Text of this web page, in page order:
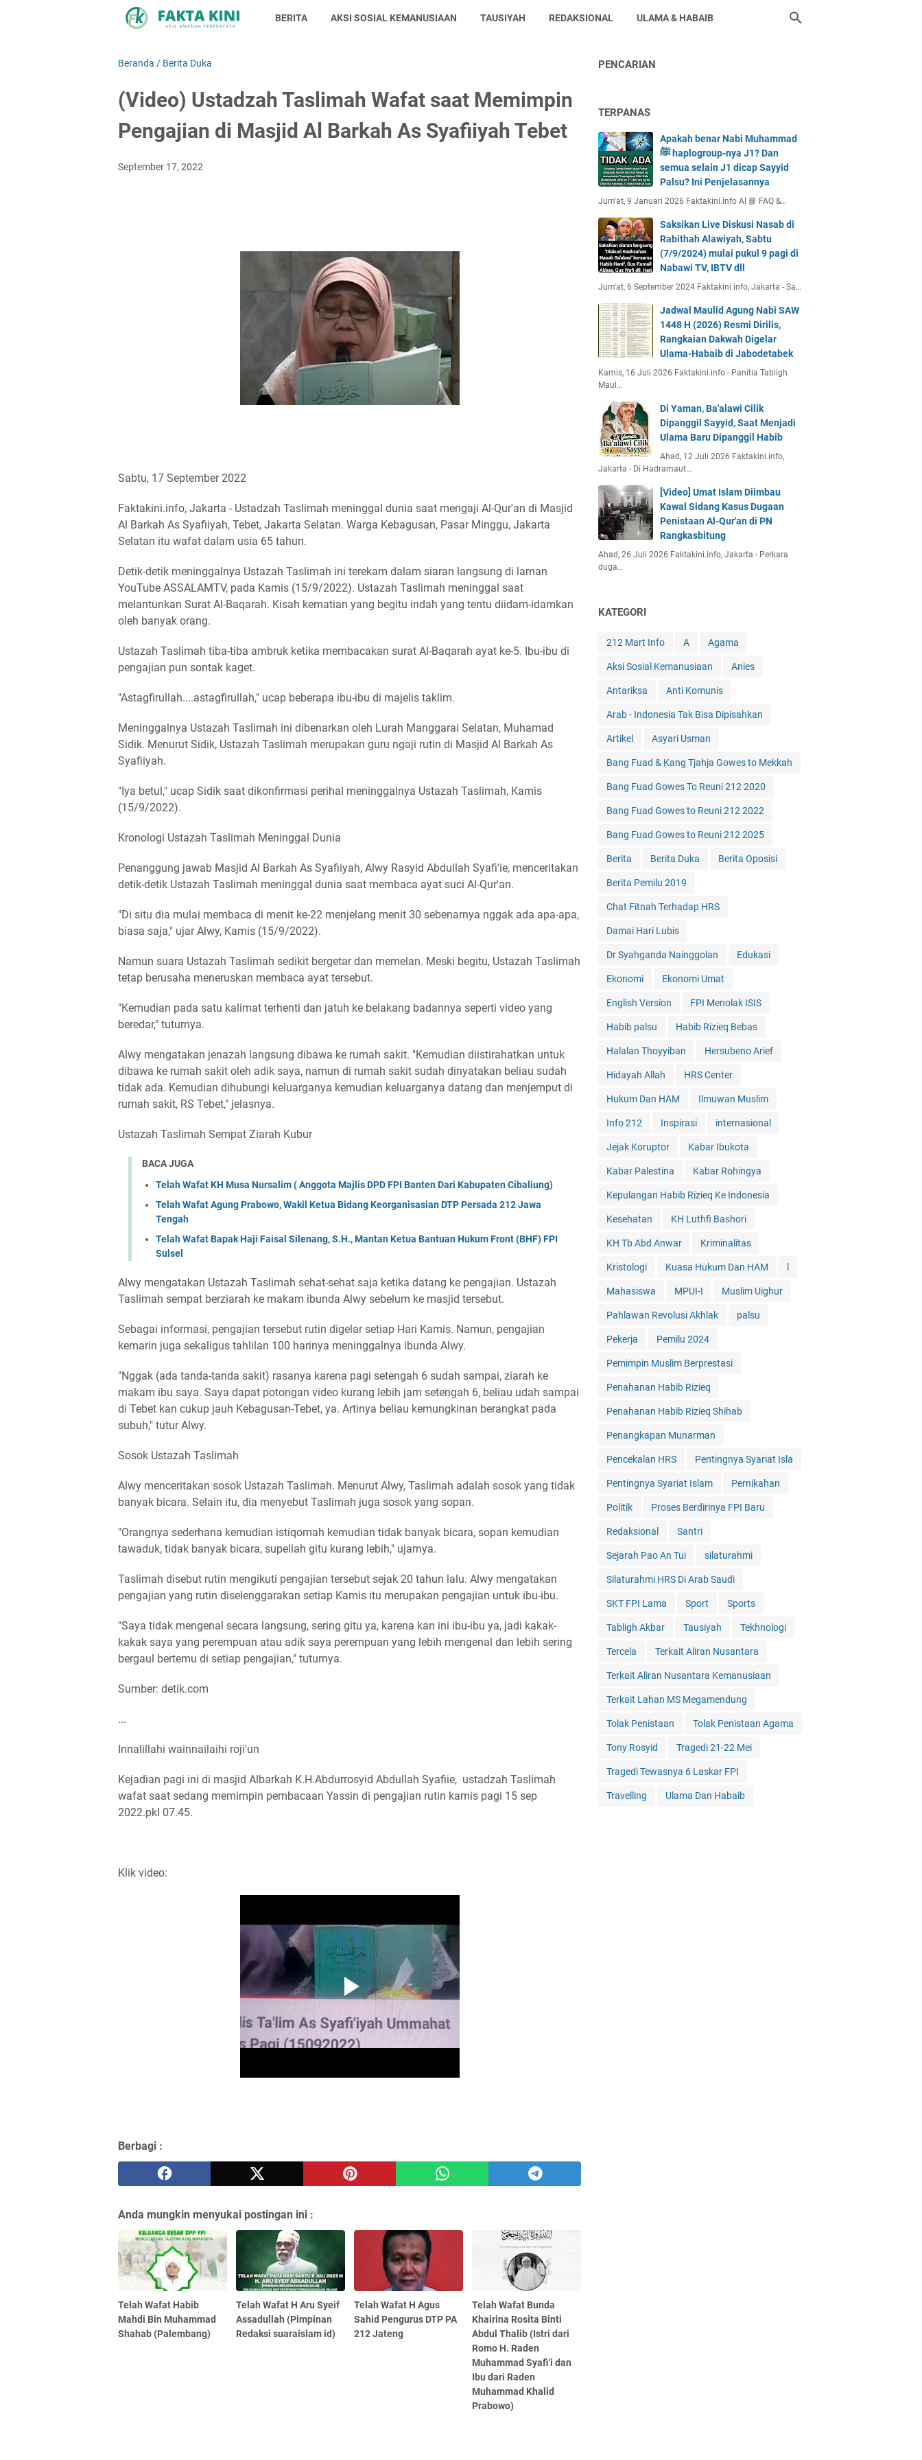
BERITA AKSI SOSIAL KEMANUSIAAN TAUSIYAH REDAKSIONAL ULAMA & HABAIB
Beranda / Berita Duka
(Video) Ustadzah Taslimah Wafat saat Memimpin
Pengajian di Masjid Al Barkah As Syafiiyah Tebet
September 17, 2022
Sabtu, 17 September 2022
Faktakini.info, Jakarta - Ustadzah Taslimah meninggal dunia saat mengaji Al-Qur'an di Masjid
Al Barkah As Syafiiyah, Tebet, Jakarta Selatan. Warga Kebagusan, Pasar Minggu, Jakarta
Selatan itu wafat dalam usia 65 tahun.
Detik-detik meninggalnya Ustazah Taslimah ini terekam dalam siaran langsung di laman
YouTube ASSALAMTV, pada Kamis (15/9/2022). Ustazah Taslimah meninggal saat
melantunkan Surat Al-Baqarah. Kisah kematian yang begitu indah yang tentu diidam-idamkan
oleh banyak orang.
Ustazah Taslimah tiba-tiba ambruk ketika membacakan surat Al-Baqarah ayat ke-5. Ibu-ibu di
pengajian pun sontak kaget.
"Astagfirullah....astagfirullah," ucap beberapa ibu-ibu di majelis taklim.
Meninggalnya Ustazah Taslimah ini dibenarkan oleh Lurah Manggarai Selatan, Muhamad
Sidik. Menurut Sidik, Ustazah Taslimah merupakan guru ngaji rutin di Masjid Al Barkah As
Syafiiyah.
"Iya betul," ucap Sidik saat dikonfirmasi perihal meninggalnya Ustazah Taslimah, Kamis
(15/9/2022).
Kronologi Ustazah Taslimah Meninggal Dunia
Penanggung jawab Masjid Al Barkah As Syafiiyah, Alwy Rasyid Abdullah Syafi'ie, menceritakan
detik-detik Ustazah Taslimah meninggal dunia saat membaca ayat suci Al-Qur'an.
"Di situ dia mulai membaca di menit ke-22 menjelang menit 30 sebenarnya nggak ada apa-apa,
biasa saja," ujar Alwy, Kamis (15/9/2022).
Namun suara Ustazah Taslimah sedikit bergetar dan memelan. Meski begitu, Ustazah Taslimah
tetap berusaha meneruskan membaca ayat tersebut.
"Kemudian pada satu kalimat terhenti dan jatuh ke belakang badannya seperti video yang
beredar," tuturnya.
Alwy mengatakan jenazah langsung dibawa ke rumah sakit. "Kemudian diistirahatkan untuk
dibawa ke rumah sakit oleh adik saya, namun di rumah sakit sudah dinyatakan beliau sudah
tidak ada. Kemudian dihubungi keluarganya kemudian keluarganya datang dan menjemput di
rumah sakit, RS Tebet," jelasnya.
Ustazah Taslimah Sempat Ziarah Kubur
BACA JUGA
Telah Wafat KH Musa Nursalim ( Anggota Majlis DPD FPI Banten Dari Kabupaten Cibaliung)
Telah Wafat Agung Prabowo, Wakil Ketua Bidang Keorganisasian DTP Persada 212 Jawa
Tengah
Telah Wafat Bapak Haji Faisal Silenang, S.H., Mantan Ketua Bantuan Hukum Front (BHF) FPI
Sulsel
Alwy mengatakan Ustazah Taslimah sehat-sehat saja ketika datang ke pengajian. Ustazah
Taslimah sempat berziarah ke makam ibunda Alwy sebelum ke masjid tersebut.
Sebagai informasi, pengajian tersebut rutin digelar setiap Hari Kamis. Namun, pengajian
kemarin juga sekaligus tahlilan 100 harinya meninggalnya ibunda Alwy.
"Nggak (ada tanda-tanda sakit) rasanya karena pagi setengah 6 sudah sampai, ziarah ke
makam ibu saya. Saya dapat potongan video kurang lebih jam setengah 6, beliau udah sampai
di Tebet kan cukup jauh Kebagusan-Tebet, ya. Artinya beliau kemungkinan berangkat pada
subuh," tutur Alwy.
Sosok Ustazah Taslimah
Alwy menceritakan sosok Ustazah Taslimah. Menurut Alwy, Taslimah adalah sosok yang tidak
banyak bicara. Selain itu, dia menyebut Taslimah juga sosok yang sopan.
"Orangnya sederhana kemudian istiqomah kemudian tidak banyak bicara, sopan kemudian
tawaduk, tidak banyak bicara, supellah gitu kurang lebih," ujarnya.
Taslimah disebut rutin mengikuti pengajian tersebut sejak 20 tahun lalu. Alwy mengatakan
pengajian yang rutin diselenggarakan setiap Kamis itu merupakan pengajian untuk ibu-ibu.
"Saya tidak mengenal secara langsung, sering gitu ya, karena kan ini ibu-ibu ya, jadi kakak-
kakak saya yang perempuan atau adik saya perempuan yang lebih mengenal dan lebih sering
bergaul bertemu di setiap pengajian," tuturnya.
Sumber: detik.com
...
Innalillahi wainnailaihi roji'un
Kejadian pagi ini di masjid Albarkah K.H.Abdurrosyid Abdullah Syafiie, ustadzah Taslimah
wafat saat sedang memimpin pembacaan Yassin di pengajian rutin kamis pagi 15 sep
2022.pkl 07.45.
Klik video:
Berbagi :
Anda mungkin menyukai postingan ini :
Telah Wafat Habib
Mahdi Bin Muhammad
Shahab (Palembang)
Telah Wafat H Aru Syeif
Assadullah (Pimpinan
Redaksi suaraislam id)
Telah Wafat H Agus
Sahid Pengurus DTP PA
212 Jateng
Telah Wafat Bunda
Khairina Rosita Binti
Abdul Thalib (Istri dari
Romo H. Raden
Muhammad Syafi'i dan
Ibu dari Raden
Muhammad Khalid
Prabowo)
PENCARIAN
TERPANAS
Apakah benar Nabi Muhammad
ﷺ haplogroup-nya J1? Dan
semua selain J1 dicap Sayyid
Palsu? Ini Penjelasannya
Jum'at, 9 Januari 2026 Faktakini.info AI 📘 FAQ &…
Saksikan Live Diskusi Nasab di
Rabithah Alawiyah, Sabtu
(7/9/2024) mulai pukul 9 pagi di
Nabawi TV, IBTV dll
Jum'at, 6 September 2024 Faktakini.info, Jakarta - Sa…
Jadwal Maulid Agung Nabi SAW
1448 H (2026) Resmi Dirilis,
Rangkaian Dakwah Digelar
Ulama-Habaib di Jabodetabek
Kamis, 16 Juli 2026 Faktakini.info - Panitia Tabligh
Maul…
Di Yaman, Ba'alawi Cilik
Dipanggil Sayyid, Saat Menjadi
Ulama Baru Dipanggil Habib
Ahad, 12 Juli 2026 Faktakini.info,
Jakarta - Di Hadramaut…
[Video] Umat Islam Diimbau
Kawal Sidang Kasus Dugaan
Penistaan Al-Qur'an di PN
Rangkasbitung
Ahad, 26 Juli 2026 Faktakini.info, Jakarta - Perkara
duga…
KATEGORI
212 Mart Info A Agama
Aksi Sosial Kemanusiaan Anies
Antariksa Anti Komunis
Arab - Indonesia Tak Bisa Dipisahkan
Artikel Asyari Usman
Bang Fuad & Kang Tjahja Gowes to Mekkah
Bang Fuad Gowes To Reuni 212 2020
Bang Fuad Gowes to Reuni 212 2022
Bang Fuad Gowes to Reuni 212 2025
Berita Berita Duka Berita Oposisi
Berita Pemilu 2019
Chat Fitnah Terhadap HRS
Damai Hari Lubis
Dr Syahganda Nainggolan Edukasi
Ekonomi Ekonomi Umat
English Version FPI Menolak ISIS
Habib palsu Habib Rizieq Bebas
Halalan Thoyyiban Hersubeno Arief
Hidayah Allah HRS Center
Hukum Dan HAM Ilmuwan Muslim
Info 212 Inspirasi internasional
Jejak Koruptor Kabar Ibukota
Kabar Palestina Kabar Rohingya
Kepulangan Habib Rizieq Ke Indonesia
Kesehatan KH Luthfi Bashori
KH Tb Abd Anwar Kriminalitas
Kristologi Kuasa Hukum Dan HAM
Mahasiswa MPUI-I Muslim Uighur
Pahlawan Revolusi Akhlak palsu
Pekerja Pemilu 2024
Pemimpin Muslim Berprestasi
Penahanan Habib Rizieq
Penahanan Habib Rizieq Shihab
Penangkapan Munarman
Pencekalan HRS Pentingnya Syariat Isla
Pentingnya Syariat Islam Pernikahan
Politik Proses Berdirinya FPI Baru
Redaksional Santri
Sejarah Pao An Tui silaturahmi
Silaturahmi HRS Di Arab Saudi
SKT FPI Lama Sport Sports
Tabligh Akbar Tausiyah Tekhnologi
Tercela Terkait Aliran Nusantara
Terkait Aliran Nusantara Kemanusiaan
Terkait Lahan MS Megamendung
Tolak Penistaan Tolak Penistaan Agama
Tony Rosyid Tragedi 21-22 Mei
Tragedi Tewasnya 6 Laskar FPI
Travelling Ulama Dan Habaib